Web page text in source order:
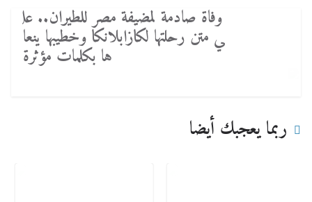
وفاة صادمة لمضيفة مصر للطيران.. عل
ي متن رحلتها لكازابلانكا وخطيبها ينعا
ها بكلمات مؤثرة
ربما يعجبك أيضا